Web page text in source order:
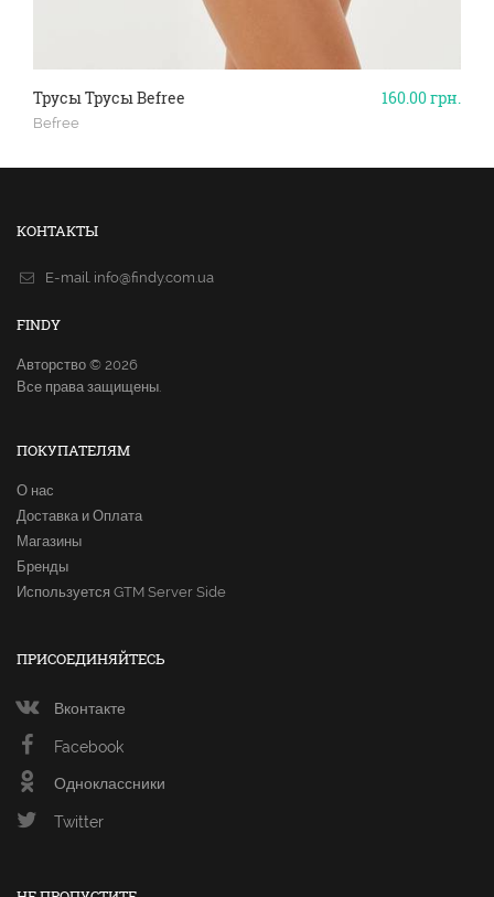
160.00грн.
Трусы Трусы Befree
Befree
КОНТАКТЫ
E-mail. info@findy.com.ua
FINDY
Авторство © 2026
Все права защищены.
ПОКУПАТЕЛЯМ
О нас
Доставка и Оплата
Магазины
Бренды
Используется GTM Server Side
ПРИСОЕДИНЯЙТЕСЬ
Вконтакте
Facebook
Одноклассники
Twitter